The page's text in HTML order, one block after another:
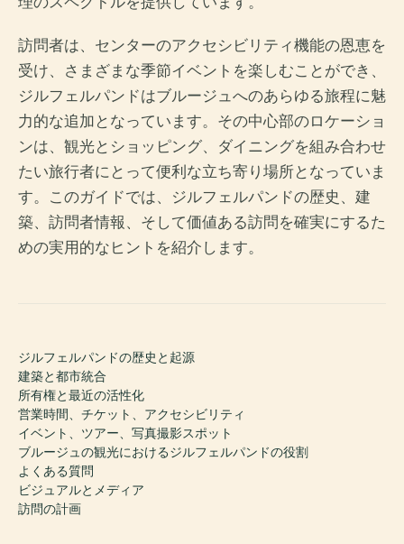
訪問者は、センターのアクセシビリティ機能の恩恵を
受け、さまざまな季節イベントを楽しむことができ、
ジルフェルパンドはブルージュへのあらゆる旅程に魅
力的な追加となっています。その中心部のロケーショ
ンは、観光とショッピング、ダイニングを組み合わせ
たい旅行者にとって便利な立ち寄り場所となっていま
す。このガイドでは、ジルフェルパンドの歴史、建
築、訪問者情報、そして価値ある訪問を確実にするた
めの実用的なヒントを紹介します。
ジルフェルパンドの歴史と起源
建築と都市統合
所有権と最近の活性化
営業時間、チケット、アクセシビリティ
イベント、ツアー、写真撮影スポット
ブルージュの観光におけるジルフェルパンドの役割
よくある質問
ビジュアルとメディア
訪問の計画